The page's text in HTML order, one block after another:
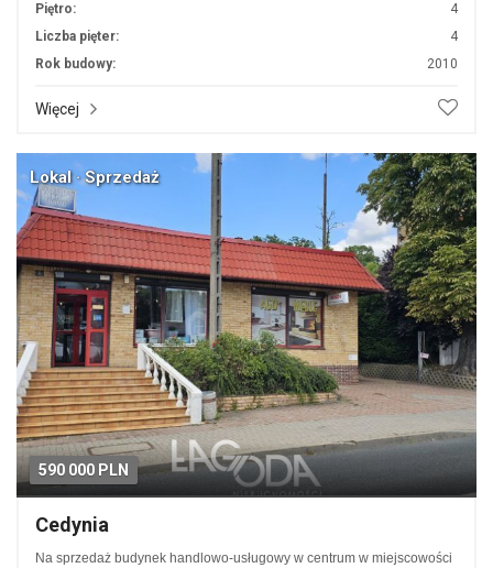
Piętro:
4
Liczba pięter:
4
Rok budowy:
2010
Więcej
590 000 PLN
Lokal · Sprzedaż
Cedynia
Na sprzedaż budynek handlowo-usługowy w centrum w miejscowości